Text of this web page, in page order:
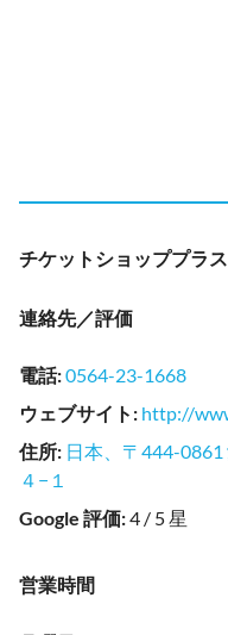
チケットショッププラ
連絡先／評価
電話:0564-23-1668
ウェブサイト : http://
住所: 日本、〒444-
４−１
Google 評価:4 / 5 星
営業時間